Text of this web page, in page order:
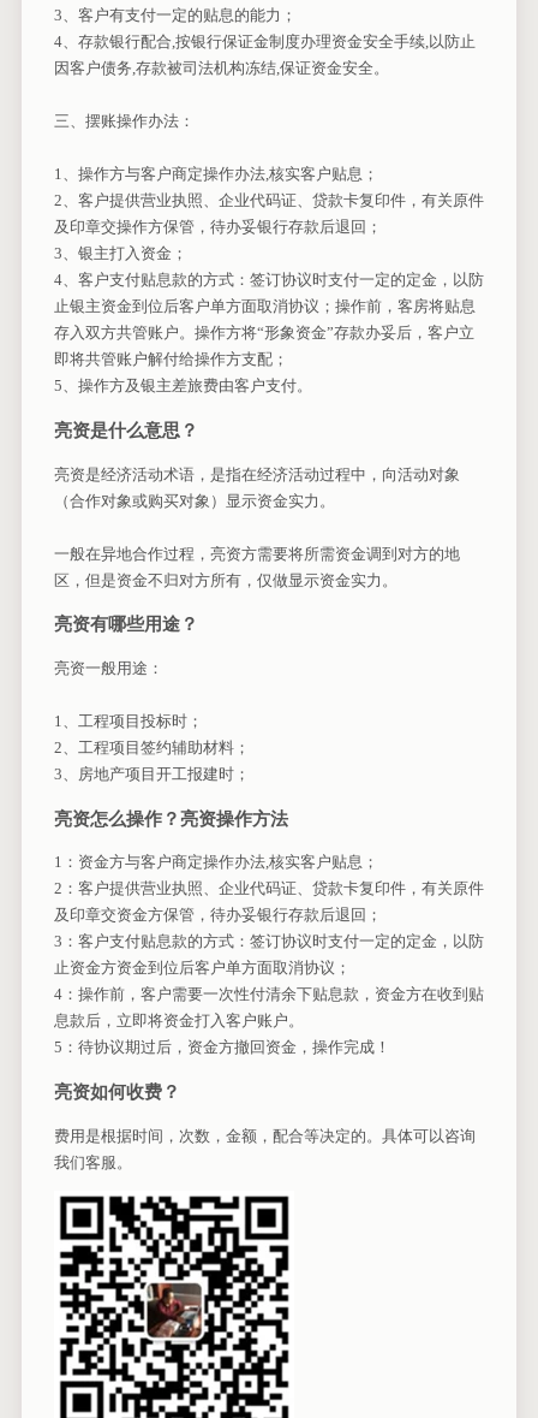
3、客户有支付一定的贴息的能力；
4、存款银行配合,按银行保证金制度办理资金安全手续,以防止
因客户债务,存款被司法机构冻结,保证资金安全。
三、摆账操作办法：
1、操作方与客户商定操作办法,核实客户贴息；
2、客户提供营业执照、企业代码证、贷款卡复印件，有关原件
及印章交操作方保管，待办妥银行存款后退回；
3、银主打入资金；
4、客户支付贴息款的方式：签订协议时支付一定的定金，以防
止银主资金到位后客户单方面取消协议；操作前，客房将贴息
存入双方共管账户。操作方将“形象资金”存款办妥后，客户立
即将共管账户解付给操作方支配；
5、操作方及银主差旅费由客户支付。
亮资是什么意思？
亮资是经济活动术语，是指在经济活动过程中，向活动对象
（合作对象或购买对象）显示资金实力。
一般在异地合作过程，亮资方需要将所需资金调到对方的地
区，但是资金不归对方所有，仅做显示资金实力。
亮资有哪些用途？
亮资一般用途：
1、工程项目投标时；
2、工程项目签约辅助材料；
3、房地产项目开工报建时；
亮资怎么操作？亮资操作方法
1：资金方与客户商定操作办法,核实客户贴息；
2：客户提供营业执照、企业代码证、贷款卡复印件，有关原件
及印章交资金方保管，待办妥银行存款后退回；
3：客户支付贴息款的方式：签订协议时支付一定的定金，以防
止资金方资金到位后客户单方面取消协议；
4：操作前，客户需要一次性付清余下贴息款，资金方在收到贴
息款后，立即将资金打入客户账户。
5：待协议期过后，资金方撤回资金，操作完成！
亮资如何收费？
费用是根据时间，次数，金额，配合等决定的。具体可以咨询
我们客服。